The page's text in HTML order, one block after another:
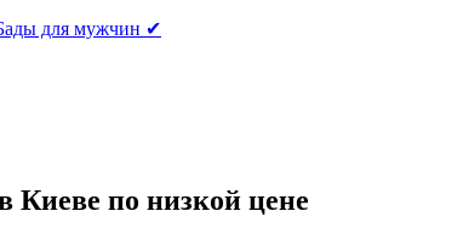
для мужчин ✔
Киеве по низкой цене